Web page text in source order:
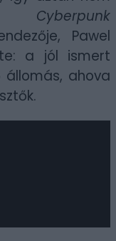
a Cyberpunk
Pawel
a jól ismert
állomás, ahova